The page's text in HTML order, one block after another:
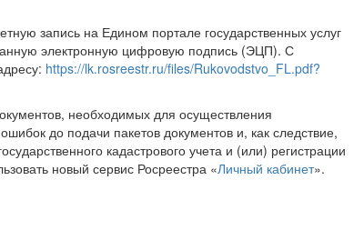
запись на Едином портале государственных услуг
электронную цифровую подпись (ЭЦП). С
https://lk.rosreestr.ru/files/Rukovodstvo_FL.pdf?
необходимых для осуществления
до подачи пакетов документов и, как следствие,
кадастрового учета и (или) регистрации
новый сервис Росреестра «Личный кабинет».